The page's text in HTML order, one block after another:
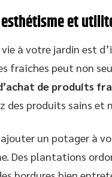
et
à votre jardin est
fraîches peut non
de produits
des produits sains et
un potager à
Des plantations